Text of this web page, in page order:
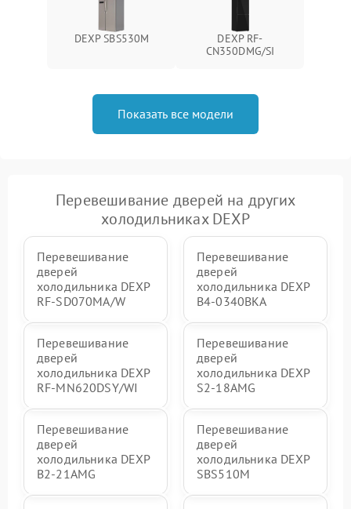
DEXP SBS530M
DEXP RF-
CN350DMG/SI
Показать все модели
Перевешивание дверей на других
холодильниках DEXP
Перевешивание
дверей
холодильника DEXP
RF-SD070MA/W
Перевешивание
дверей
холодильника DEXP
B4-0340BKA
Перевешивание
дверей
холодильника DEXP
RF-MN620DSY/WI
Перевешивание
дверей
холодильника DEXP
S2-18AMG
Перевешивание
дверей
холодильника DEXP
B2-21AMG
Перевешивание
дверей
холодильника DEXP
SBS510M